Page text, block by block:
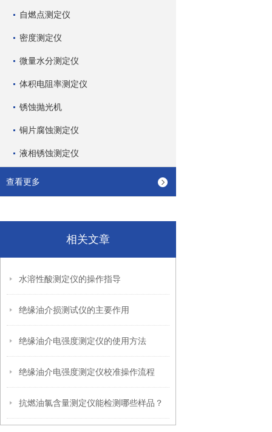
自燃点测定仪
密度测定仪
微量水分测定仪
体积电阻率测定仪
锈蚀抛光机
铜片腐蚀测定仪
液相锈蚀测定仪
查看更多
相关文章
水溶性酸测定仪的操作指导
绝缘油介损测试仪的主要作用
绝缘油介电强度测定仪的使用方法
绝缘油介电强度测定仪校准操作流程
抗燃油氯含量测定仪能检测哪些样品？